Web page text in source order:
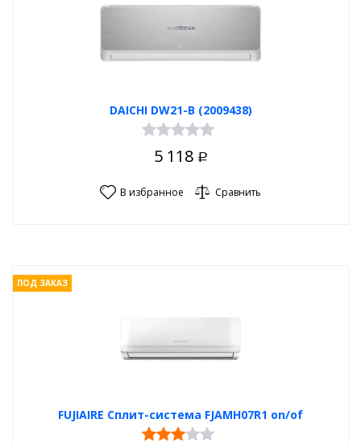
DAICHI DW21-B (2009438)
5 118 Р
В избранное Сравнить
FUJIAIRE Сплит-система FJAMH07R1 on/of
ПОД ЗАКАЗ